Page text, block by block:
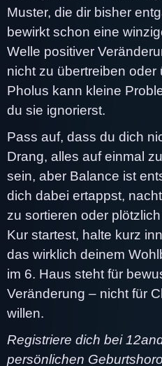
Muster, die dir bisher
bewirkt schon eine
Welle positiver
nicht zu übertreiben
Pholus kann kleine
du sie ignorierst.
Pass auf, dass du dich
Drang, alles auf einmal
sein, aber Balance ist
dich dabei ertappst,
zu sortieren oder
Kur startest, halte kurz
das wirklich deinem
im 6. Haus steht für
Veränderung – nicht für
willen.
Registriere dich bei
persönlichen